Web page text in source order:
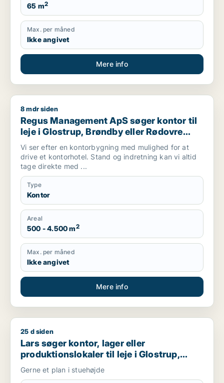
65 m2
Max. per måned
Ikke angivet
Mere info
Regus Management ApS søger kontor til leje i Glostrup,
8 mdr siden
Regus Management ApS søger kontor til
leje i Glostrup, Brøndby eller Rødovre
m.fl.
Vi ser efter en kontorbygning med mulighed for at
drive et kontorhotel. Stand og indretning kan vi altid
tage direkte med ...
Type
Kontor
Areal
500 - 4.500 m2
Max. per måned
Ikke angivet
Mere info
Lars søger kontor, lager eller produktionslokaler til leje i
25 d siden
Lars søger kontor, lager eller
produktionslokaler til leje i Glostrup,
Rødovre eller Albertslund m.fl.
Gerne et plan i stuehøjde